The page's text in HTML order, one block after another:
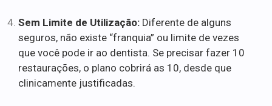
Sem Limite de Utilização: Diferente de alguns
seguros, não existe “franquia” ou limite de vezes
que você pode ir ao dentista. Se precisar fazer 10
restaurações, o plano cobrirá as 10, desde que
clinicamente justificadas.